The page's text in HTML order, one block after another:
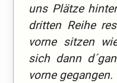
uns Plätze
dritten Reihe
vorne sitzen
sich dann
vorne gegangen.